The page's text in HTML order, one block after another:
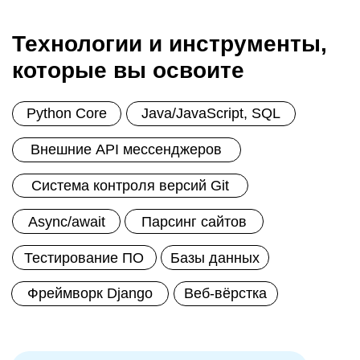
Бесплатные курсы
по дизайну
Для новичков и опытных
работать в популярных
с цветом, композицией и
типографикой. Научитесь
разрабатывать дизайн для сайтов
и приложений.